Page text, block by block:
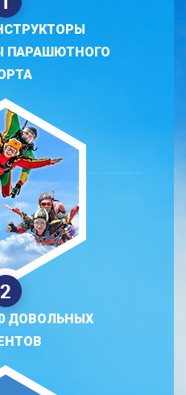
ПАРАШЮТНОГО
ДОВОЛЬНЫХ